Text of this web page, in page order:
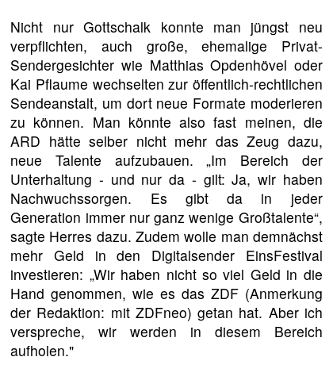
Nicht nur Gottschalk konnte man jüngst neu
verpflichten, auch große, ehemalige Privat-
Sendergesichter wie Matthias Opdenhövel oder
Kai Pflaume wechselten zur öffentlich-rechtlichen
Sendeanstalt, um dort neue Formate moderieren
zu können. Man könnte also fast meinen, die
ARD hätte selber nicht mehr das Zeug dazu,
neue Talente aufzubauen. „Im Bereich der
Unterhaltung - und nur da - gilt: Ja, wir haben
Nachwuchssorgen. Es gibt da in jeder
Generation immer nur ganz wenige Großtalente“,
sagte Herres dazu. Zudem wolle man demnächst
mehr Geld in den Digitalsender EinsFestival
investieren: „Wir haben nicht so viel Geld in die
Hand genommen, wie es das ZDF (Anmerkung
der Redaktion: mit ZDFneo) getan hat. Aber ich
verspreche, wir werden in diesem Bereich
aufholen."